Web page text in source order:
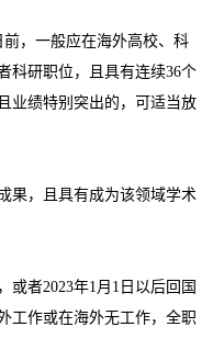
，一般应在海外高校、科
科研职位，且具有连续36个
业绩特别突出的，可适当放
，且具有成为该领域学术
者2023年1月1日以后回国
工作或在海外无工作，全职